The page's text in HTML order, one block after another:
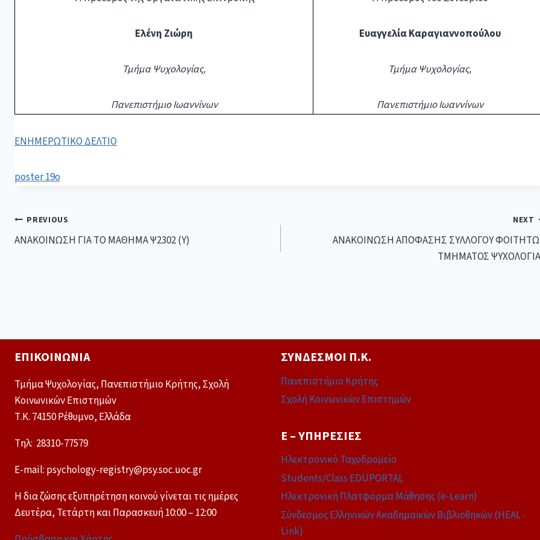
Ελένη Ζιώρη
Τμήμα Ψυχολογίας,
Πανεπιστήμιο Ιωαννίνων
Ευαγγελία Καραγιαννοπούλου
Τμήμα Ψυχολογίας,
Πανεπιστήμιο Ιωαννίνων
ΕΝΗΜΕΡΩΤΙΚΟ ΔΕΛΤΙΟ
poster 19o
PREVIOUS
ΑΝΑΚΟΙΝΩΣΗ ΓΙΑ ΤΟ ΜΑΘΗΜΑ Ψ2302 (Υ)
NEXT
ΑΝΑΚΟΙΝΩΣΗ ΑΠΟΦΑΣΗΣ ΣΥΛΛΟΓΟΥ
ΤΜΗΜΑΤΟΣ
ΕΠΙΚΟΙΝΩΝΊΑ
Τμήμα Ψυχολογίας, Πανεπιστήμιο Κρήτης, Σχολή
Κοινωνικών Επιστημών
Τ.Κ. 74150 Ρέθυμνο, Ελλάδα
Tηλ: 28310-77579
E-mail: psychology-registry@psy.soc.uoc.gr
Η δια ζώσης εξυπηρέτηση κοινού γίνεται τις ημέρες
Δευτέρα, Τετάρτη και Παρασκευή 10:00 – 12:00
ΣΎΝΔΕΣΜΟΙ Π.Κ.
Πανεπιστήμιο Κρήτης
Σχολή Κοινωνικών Επιστημών
E – ΥΠΗΡΕΣΊΕΣ
Ηλεκτρονικό Ταχυδρομείο
Students/Class EDUPORTAL
Ηλεκτρονική Πλατφόρμα Μάθησης (e-Learn)
Σύνδεσμος Ελληνικών Ακαδημαϊκών Βιβλιοθηκών (HEAL -
Link)